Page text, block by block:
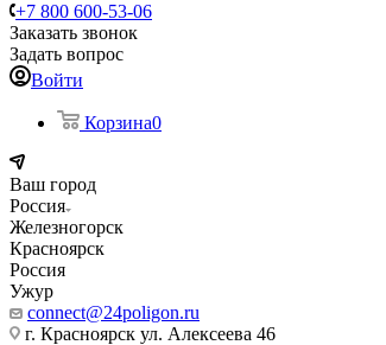
+7 800 600-53-06
Заказать звонок
Задать вопрос
Войти
Корзина0
Ваш город
Россия
Железногорск
Красноярск
Россия
Ужур
connect@24poligon.ru
г. Красноярск ул. Алексеева 46